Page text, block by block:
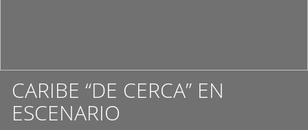
CARIBE “DE CERCA” EN
ESCENARIO